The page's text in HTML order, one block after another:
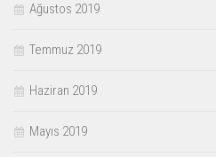
Ağustos 2019
Temmuz 2019
Haziran 2019
Mayıs 2019